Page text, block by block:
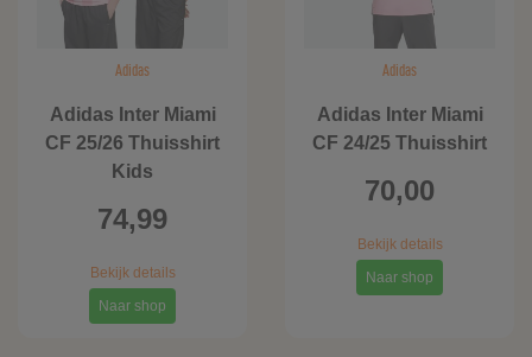
Adidas
Adidas Inter Miami
CF 25/26 Thuisshirt
Kids
74,99
Bekijk details
Naar shop
Adidas
Adidas Inter Miami
CF 24/25 Thuisshirt
70,00
Bekijk details
Naar shop